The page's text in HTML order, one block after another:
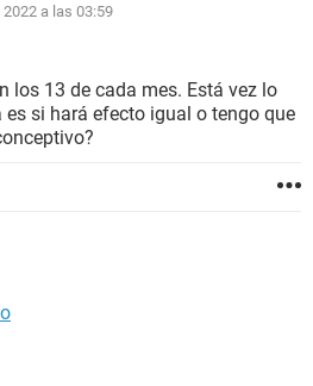
2022 a las 03:59
los 13 de cada mes. Está vez lo
si hará efecto igual o tengo que